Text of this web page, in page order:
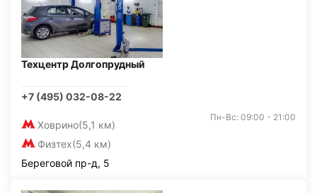
Техцентр Долгопрудный
+7 (495) 032-08-22
Ховрино(5,1 км)
Физтех(5,4 км)
Пн-Вс: 09:00 - 21:00
Береговой пр-д, 5